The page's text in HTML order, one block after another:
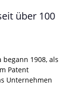
über 100
1908, als
Patent
Unternehmen